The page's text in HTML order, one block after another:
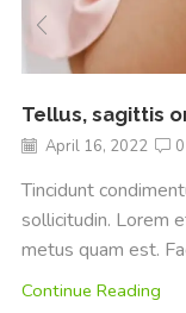
Tellus, sagittis
April 16, 2022 0
Tincidunt
sollicitudin. Lorem
metus quam est.
Continue Reading